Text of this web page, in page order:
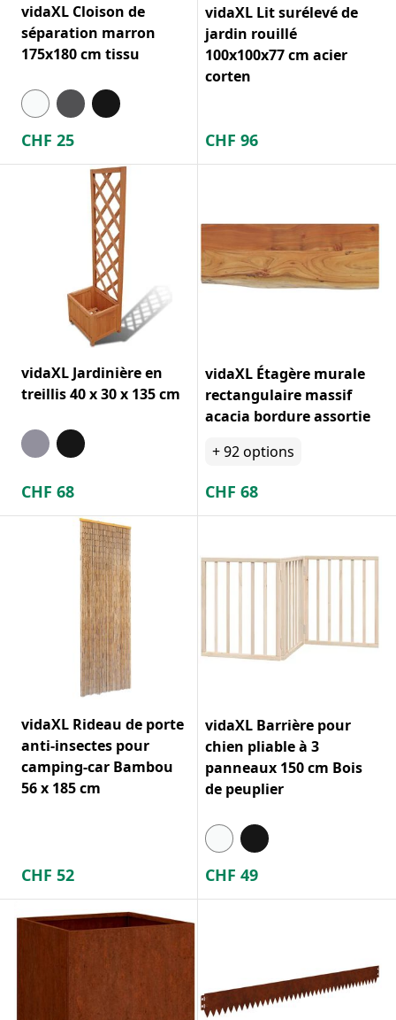
vidaXL Cloison de
séparation marron
175x180 cm tissu
CHF 25
vidaXL Lit surélevé de
jardin rouillé
100x100x77 cm acier
corten
CHF 96
vidaXL Jardinière en
treillis 40 x 30 x 135 cm
CHF 68
vidaXL Étagère murale
rectangulaire massif
acacia bordure assortie
+92options
CHF 68
vidaXL Rideau de porte
anti-insectes pour
camping-car Bambou
56 x 185 cm
CHF 52
vidaXL Barrière pour
chien pliable à 3
panneaux 150 cm Bois
de peuplier
CHF 49